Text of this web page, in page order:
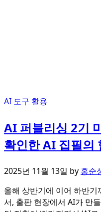
AI 도구 활용
AI 퍼블리싱 2기
확인한 AI 집필의
2025년 11월 13일 by 홍순
올해 상반기에 이어 하반
서, 출판 현장에서 AI가 만